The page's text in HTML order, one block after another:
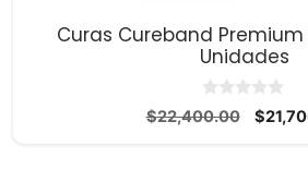
Curas Cureband
Unidades
0
d
$22,400.00
El
$